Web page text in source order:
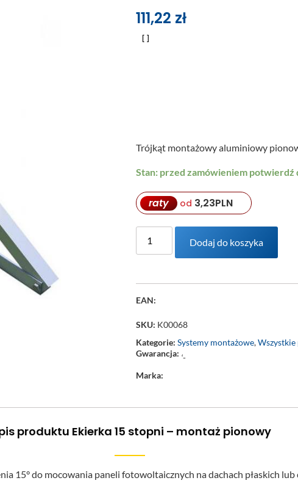
111,22 zł
Trójkąt montażowy aluminiowy
Stan: przed zamówieniem potwierdź
raty od 3,23PLN
Dodaj do koszyka
EAN:
SKU: K00068
Kategorie:Systemy montażowe,
Gwarancja: ‘-
Marka:
produktu Ekierka 15 stopni – montaż pionowy
15° do mocowania paneli fotowoltaicznych na dachach płaskich lub